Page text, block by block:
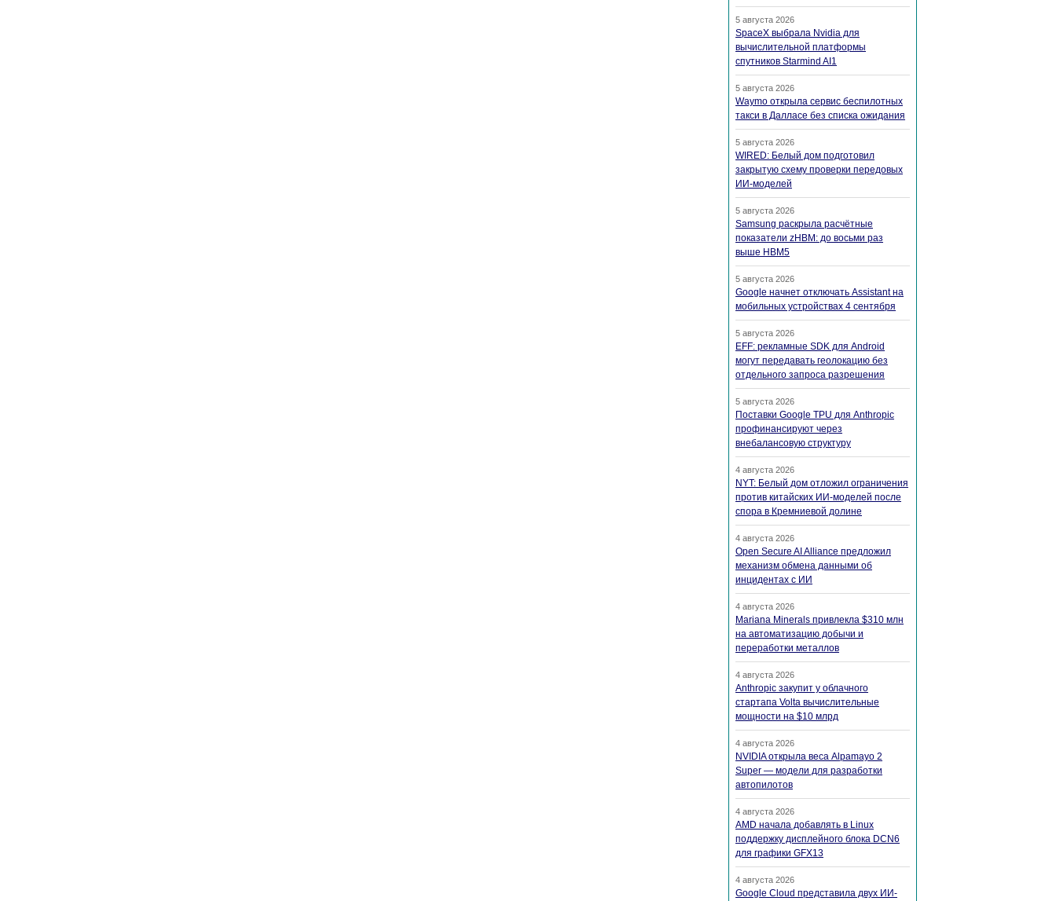
5 августа 2026
SpaceX выбрала Nvidia для
вычислительной платформы
спутников Starmind AI1
5 августа 2026
Waymo открыла сервис беспилотных
такси в Далласе без списка ожидания
5 августа 2026
WIRED: Белый дом подготовил
закрытую схему проверки передовых
ИИ-моделей
5 августа 2026
Samsung раскрыла расчётные
показатели zHBM: до восьми раз
выше HBM5
5 августа 2026
Google начнет отключать Assistant на
мобильных устройствах 4 сентября
5 августа 2026
EFF: рекламные SDK для Android
могут передавать геолокацию без
отдельного запроса разрешения
5 августа 2026
Поставки Google TPU для Anthropic
профинансируют через
внебалансовую структуру
4 августа 2026
NYT: Белый дом отложил ограничения
против китайских ИИ-моделей после
спора в Кремниевой долине
4 августа 2026
Open Secure AI Alliance предложил
механизм обмена данными об
инцидентах с ИИ
4 августа 2026
Mariana Minerals привлекла $310 млн
на автоматизацию добычи и
переработки металлов
4 августа 2026
Anthropic закупит у облачного
стартапа Volta вычислительные
мощности на $10 млрд
4 августа 2026
NVIDIA открыла веса Alpamayo 2
Super — модели для разработки
автопилотов
4 августа 2026
AMD начала добавлять в Linux
поддержку дисплейного блока DCN6
для графики GFX13
4 августа 2026
Google Cloud представила двух ИИ-